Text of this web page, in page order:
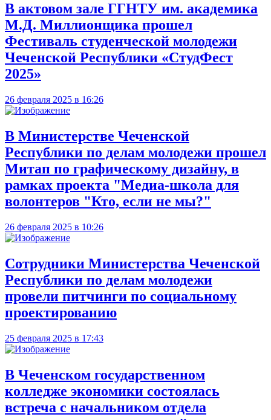
В актовом зале ГГНТУ им. академика
М.Д. Миллионщика прошел
Фестиваль студенческой молодежи
Чеченской Республики «СтудФест
2025»
26 февраля 2025 в 16:26
В Министерстве Чеченской
Республики по делам молодежи прошел
Митап по графическому дизайну, в
рамках проекта "Медиа-школа для
волонтеров "Кто, если не мы?"
26 февраля 2025 в 10:26
Сотрудники Министерства Чеченской
Республики по делам молодежи
провели питчинги по социальному
проектированию
25 февраля 2025 в 17:43
В Чеченском государственном
колледже экономики состоялась
встреча с начальником отдела